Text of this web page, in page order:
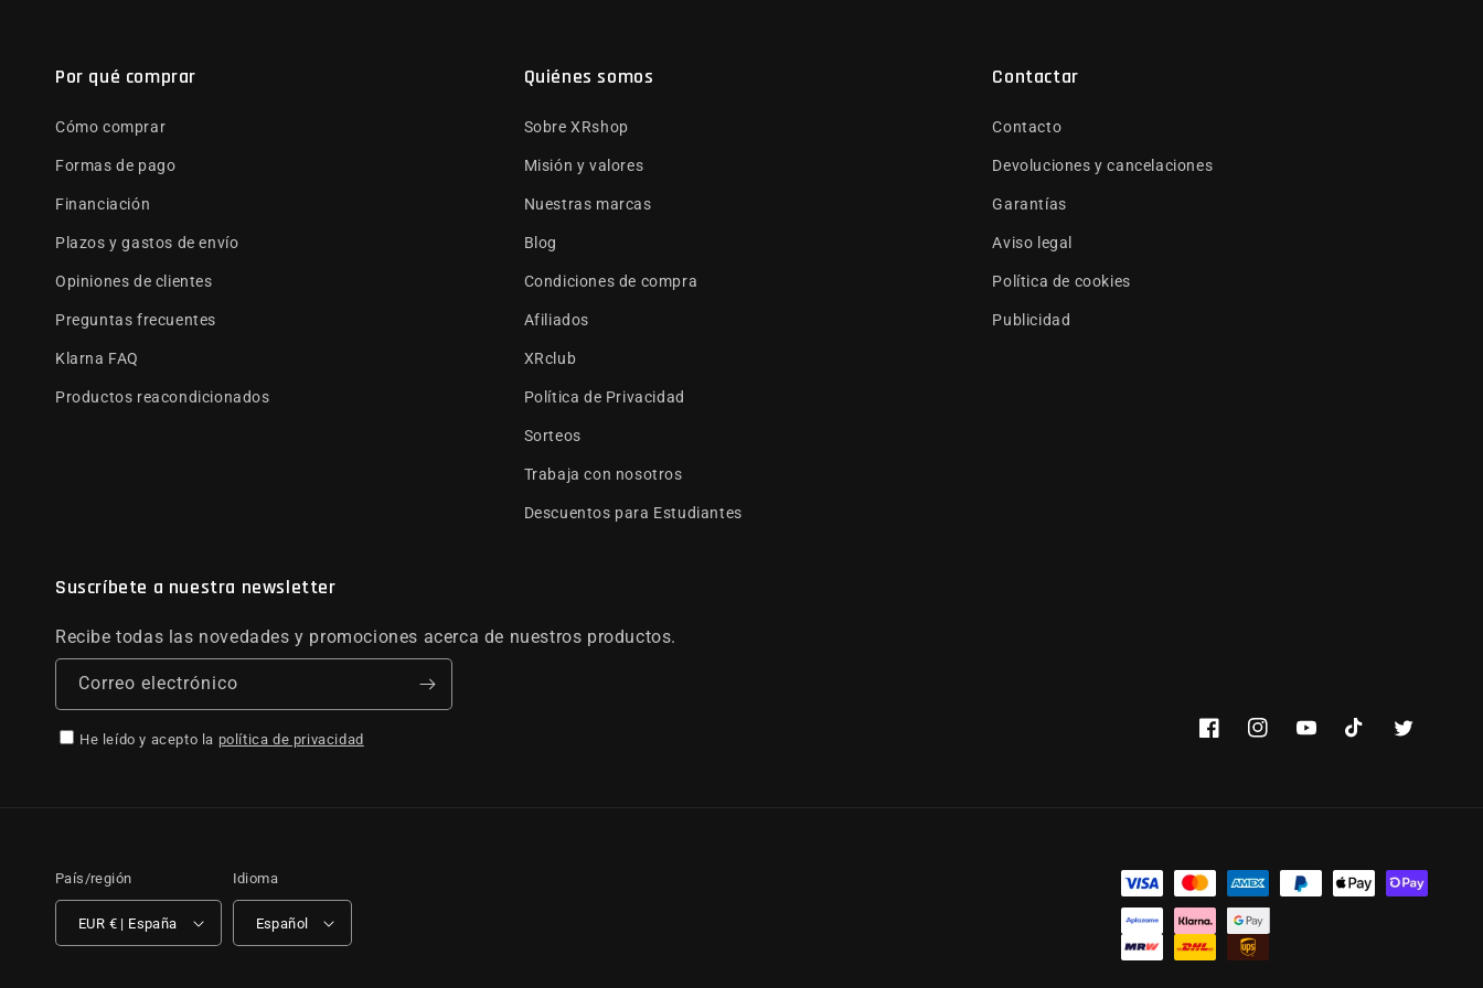
Por qué comprar
Cómo comprar
Formas de pago
Financiación
Plazos y gastos de envío
Opiniones de clientes
Preguntas frecuentes
Klarna FAQ
Productos reacondicionados
Quiénes somos
Sobre XRshop
Misión y valores
Nuestras marcas
Blog
Condiciones de compra
Afiliados
XRclub
Política de Privacidad
Sorteos
Trabaja con nosotros
Descuentos para Estudiantes
Contactar
Contacto
Devoluciones y cancelaciones
Garantías
Aviso legal
Política de cookies
Publicidad
Suscríbete a nuestra newsletter
Recibe todas las novedades y promociones acerca de nuestros productos.
Correo electrónico
He leído y acepto la política de privacidad FacebookInstagramYouTubeTikTok Twitter
País/región
EUR € | España
Idioma
Español
Formas de pago